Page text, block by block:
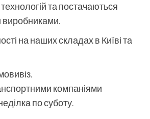
та постачаються
виробниками.
на наших складах в Київі та
компаніями
по суботу.